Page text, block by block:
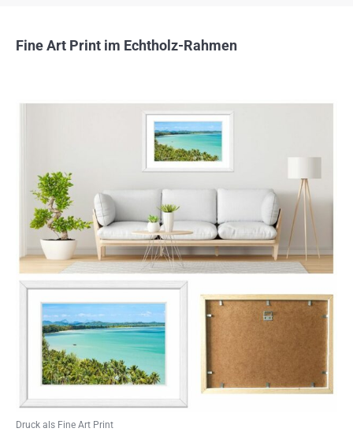
Fine Art Print im Echtholz-Rahmen
Druck als Fine Art Print